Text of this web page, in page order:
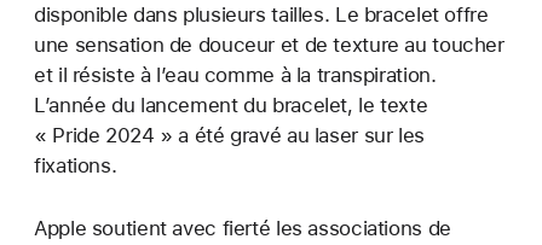
disponible dans plusieurs tailles. Le bracelet offre
une sensation de douceur et de texture au toucher
et il résiste à l’eau comme à la transpiration.
L’année du lancement du bracelet, le texte
« Pride 2024 » a été gravé au laser sur les
fixations.
Apple soutient avec fierté les associations de